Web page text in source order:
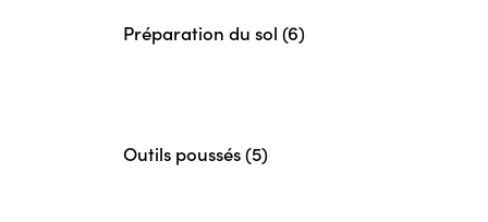
Préparation du sol (6)
Outils poussés (5)